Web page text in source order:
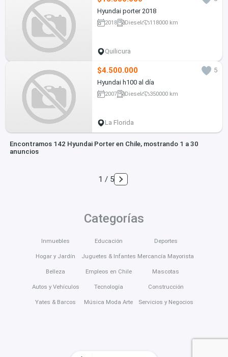
Hyundai porter 2018
2018 Diesel 118000 km
Quilicura
$4.500.000
5
Hyundai h100 al día
2007 Diesel 350000 km
La Florida
Encontramos 142 Hyundai Porter en Chile, mostrando 1 a 30
anuncios
1 / 5
Categorías
Inmuebles
Hogar y Jardín
Belleza
Autos y Vehículos
Yates & Barcos
Educación
Juguetes & Infantes
Empleos en Chile
Tecnología
Música Moda Arte
Deportes
Mercancía Mayorista
Mascotas
Construcción
Servicios y Negocios